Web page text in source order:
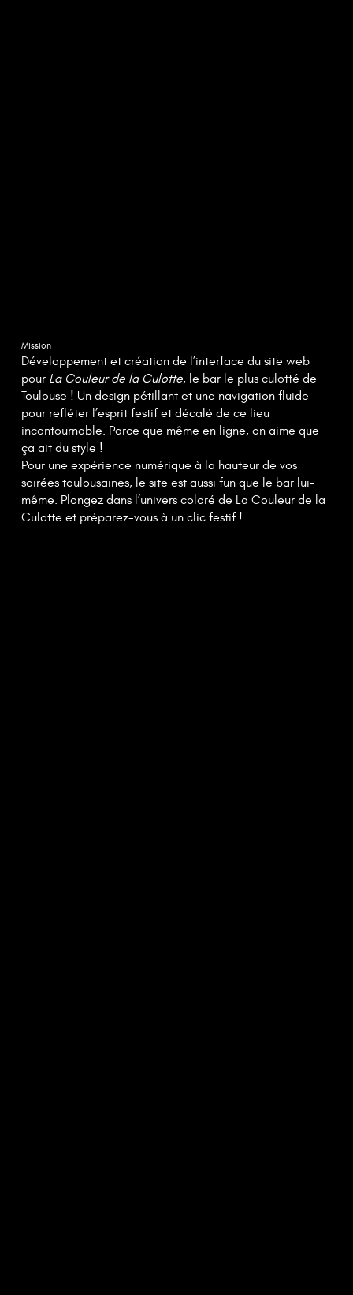
Mission
Développement et création de l’interface du site web
pour La Couleur de la Culotte, le bar le plus culotté de
Toulouse ! Un design pétillant et une navigation fluide
pour refléter l’esprit festif et décalé de ce lieu
incontournable. Parce que même en ligne, on aime que
ça ait du style !
Pour une expérience numérique à la hauteur de vos
soirées toulousaines, le site est aussi fun que le bar lui-
même. Plongez dans l’univers coloré de La Couleur de la
Culotte et préparez-vous à un clic festif !